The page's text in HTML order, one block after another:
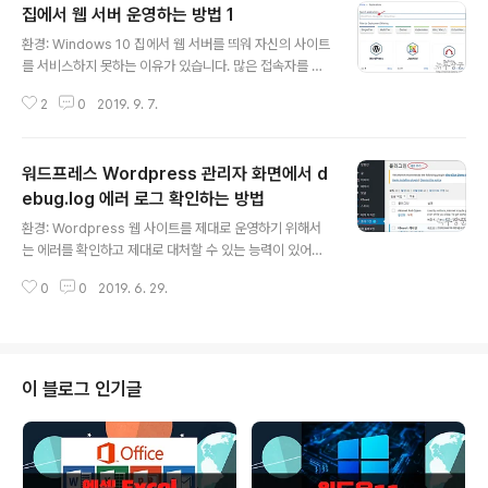
집에서 웹 서버 운영하는 방법 1
환경: Windows 10 집에서 웹 서버를 띄워 자신의 사이트
를 서비스하지 못하는 이유가 있습니다. 많은 접속자를 처
아니기 때문입니다. 각 가정에 인터넷 서비스를 제공하는 I
유동 IP 를 고정 IP 로 바꾸는 방법을 찾아야 합니다. 집에
서 Iptime 공유기를 사용하고 있다면 쉽게 고정 IP 문제를
해결할 수 있습니다. 공유기에는 DDNS 서비스가 있기 때
문입니다. DDNS 는 iptime 에서 제공하는 도메인에 연결
을 유지합니다.
2 0 2019. 9. 7.
워드프레스 Wordpress 관리자 화면에서 d
ebug.log 에러 로그 확인하는 방법
환경: Wordpress 웹 사이트를 제대로 운영하기 위해서
는 에러를 확인하고 제대로 대처할 수 있는 능력이 있어야
장하고 확인하는 방법에 대해 알아야겠죠. 보통 워드프레
러그인을 이용하는 것입니다. 플러그인을 설치하면 워드프
레스 관리자 알림판에서 바로 확인이 가능합니다. ▼ 에러
로그를 보여주는 플러그인 설치를 위해 관리자 페이지에서
플러그인 > 새로 추가 버튼을 클릭합니다. ▼ 검색 키워드
로 Error log monitor 를 입력합니다. 그리고 검색 결과
0 0 2019. 6. 29.
이 블로그 인기글